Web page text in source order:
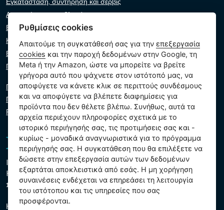
Αντιμετώπιση προβλημάτων
Εγγυήσεις και αξιώσεις
Κατάλογος λιανοπωλητών
Εικονικός βοηθός
Γράψτε μας
Πολιτική απορρήτου
Πολιτική cookie
Ρυθμίσεις cookies
Intex Trading, s.r.o.
Hradecká 2526/3
130 00 Πράγα 3 - Τσεχική Δημοκρατία
Η εταιρεία είναι εγγεγραμμένη στο δημοτικό δικαστήριο της
Ρυθμίσεις cookies
Απαιτούμε τη συγκατάθεσή σας για τηνεπεξεργασία
cookies και την παροχή δεδομένων στην Google, τη
Meta ή την Amazon, ώστε να μπορείτε να βρείτε
γρήγορα αυτό που ψάχνετε στον ιστότοπό μας, να
αποφύγετε να κάνετε κλικ σε περιττούς συνδέσμους
και να αποφύγετε να βλέπετε διαφημίσεις για
προϊόντα που δεν θέλετε βλέπω. Συνήθως, αυτά τα
αρχεία περιέχουν πληροφορίες σχετικά με το
ιστορικό περιήγησής σας, τις προτιμήσεις σας και -
κυρίως - μοναδικά αναγνωριστικά για το πρόγραμμα
περιήγησής σας. Η συγκατάθεση που θα επιλέξετε να
δώσετε στην επεξεργασία αυτών των δεδομένων
εξαρτάται αποκλειστικά από εσάς. Η μη χορήγηση
συναινέσεις ενδέχεται να επηρεάσει τη λειτουργία
του ιστότοπου και τις υπηρεσίες που σας
προσφέρονται.